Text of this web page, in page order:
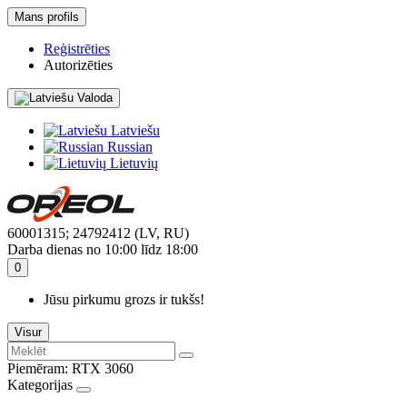
Mans profils
Reģistrēties
Autorizēties
Valoda
Latviešu
Russian
Lietuvių
60001315; 24792412 (LV, RU)
Darba dienas no 10:00 līdz 18:00
0
Jūsu pirkumu grozs ir tukšs!
Visur
Piemēram: RTX 3060
Kategorijas